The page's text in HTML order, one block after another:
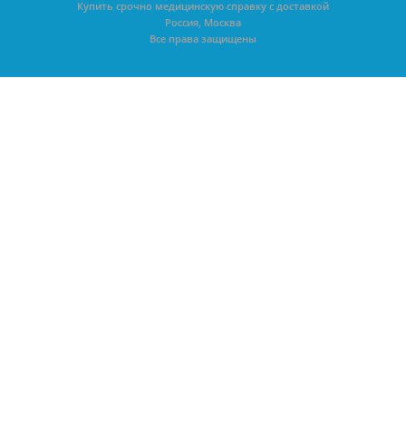
Купить срочно медицинскую справку с доставкой
Россия, Москва
Все права защищены